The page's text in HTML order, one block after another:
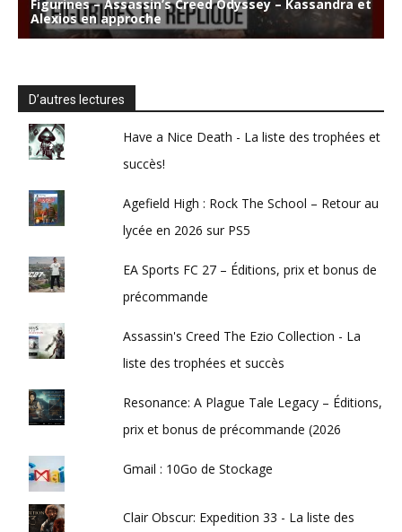
D’autres lectures
Have a Nice Death - La liste des trophées et
succès!
Agefield High : Rock The School – Retour au
lycée en 2026 sur PS5
EA Sports FC 27 – Éditions, prix et bonus de
précommande
Assassin's Creed The Ezio Collection - La
liste des trophées et succès
Resonance: A Plague Tale Legacy – Éditions,
prix et bonus de précommande (2026
Gmail : 10Go de Stockage
Clair Obscur: Expedition 33 - La liste des